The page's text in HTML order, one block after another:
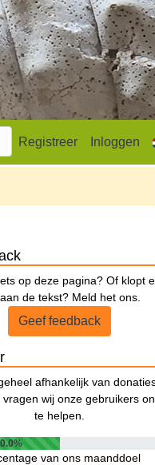
Registreer Inloggen
op deze pagina? Of klopt
de tekst? Meld het ons.
Geef feedback
afhankelijk van
vragen wij onze gebruikers
te helpen.
van ons maanddoel